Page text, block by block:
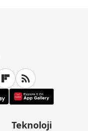
Teknoloji